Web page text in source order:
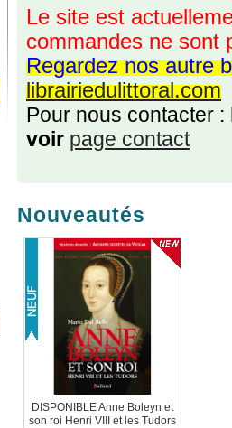
Le site est
commandes ne sont
Regardez nos autre
librairiedulittoral.com
Pour nous contacter :
voir page contact
Nouveautés
DISPONIBLE Anne Boleyn et
son roi Henri VIII et les Tudors